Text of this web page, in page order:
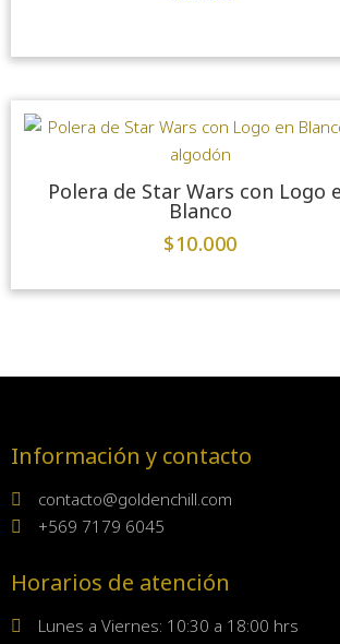
Polera de Star Wars con Logo
Blanco
$10.000
Información y contacto
contacto@goldenchill.com
+569 7179 6045
Horarios de atención
Lunes a Viernes: 10:30 a 18:00 hrs